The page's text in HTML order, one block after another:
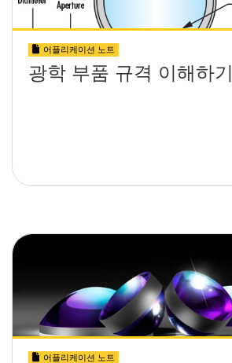
어플리케이션 노트
광학 부품 규격 이해하기
어플리케이션 노트